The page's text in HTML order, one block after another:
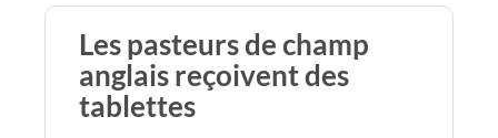
Les pasteurs de champ
anglais reçoivent des
tablettes